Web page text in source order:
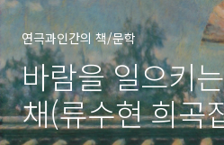
연극과인간의 책/문학
바람을 일으키
채(류수현 희곡